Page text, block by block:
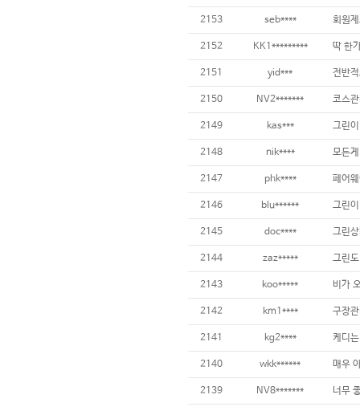
2153 seb****
2152 KK1*********
2151 yid***
2150 NV2*******
2149 kas***
2148 nik****
2147 phk****
2146 blu****** 그린
2145 doc****
2144 zaz***** 그린
2143 koo*****
2142 km1**** 구장
2141 kg2****
2140 wkk******
2139 NV8*******